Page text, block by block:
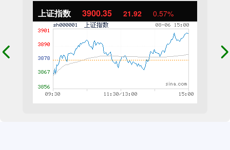
上证指数 3900.35 21.92 0.57%